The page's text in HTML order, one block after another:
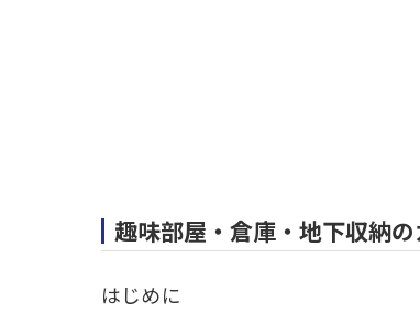
趣味部屋・倉庫・地下収納
はじめに